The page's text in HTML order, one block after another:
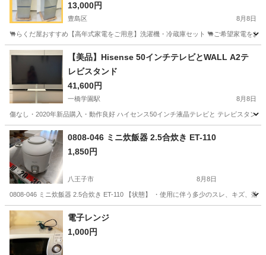
13,000円
豊島区 8月8日
🐫らくだ屋おすすめ【高年式家電をご用意】洗濯機・冷蔵庫セット 🐫ご希望家電を
東京 豊島区 生活家電 横浜市 生活家電
【美品】Hisense 50インチテレビとWALL A2テ
レビスタンド
41,600円
一橋学園駅 8月8日
傷なし・2020年新品購入・動作良好 ハイセンス50インチ液晶テレビと テレビスタン
東京 小平市 テレビ
0808-046 ミニ炊飯器 2.5合炊き ET-110
1,850円
八王子市 8月8日
0808-046 ミニ炊飯器 2.5合炊き ET-110 【状態】 ・使用に伴う多少のスレ、キズ、落
東京 八王子市 キッチン家電
電子レンジ
1,000円